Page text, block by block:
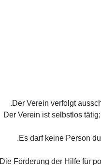
(2) Der Verein ist selbstlos
(a) Die Förderung der Hilfe